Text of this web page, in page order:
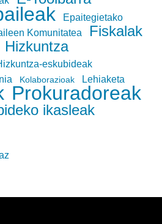
Epaitegietako
Komunitatea Fiskalak
Hizkuntza
eskubideak
Kolaborazioak
Lehiaketa
Prokuradoreak
ikasleak